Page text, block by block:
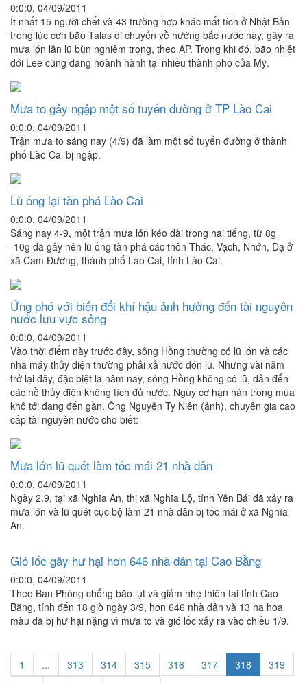
0:0:0, 04/09/2011
Ít nhất 15 người chết và 43 trường hợp khác mất tích ở Nhật Bản
trong lúc cơn bão Talas di chuyển về hướng bắc nước này, gây ra
mưa lớn lẫn lũ bùn nghiêm trọng, theo AP. Trong khi đó, bão nhiệt
đới Lee cũng đang hoành hành tại nhiều thành phố của Mỹ.
Mưa to gây ngập một số tuyến đường ở TP Lào Cai
0:0:0, 04/09/2011
Trận mưa to sáng nay (4/9) đã làm một số tuyến đường ở thành
phố Lào Cai bị ngập.
Lũ ống lại tàn phá Lào Cai
0:0:0, 04/09/2011
Sáng nay 4-9, một trận mưa lớn kéo dài trong hai tiếng, từ 8g
-10g đã gây nên lũ ống tàn phá các thôn Thác, Vạch, Nhớn, Dạ ở
xã Cam Đường, thành phố Lào Cai, tỉnh Lào Cai.
Ứng phó với biến đổi khí hậu ảnh hưởng đến tài nguyên
nước lưu vực sông
0:0:0, 04/09/2011
Vào thời điểm này trước đây, sông Hồng thường có lũ lớn và các
nhà máy thủy điện thường phải xả nước đón lũ. Nhưng vài năm
trở lại đây, đặc biệt là năm nay, sông Hồng không có lũ, dẫn đến
các hồ thủy điện không tích đủ nước. Nguy cơ hạn hán trong mùa
khô tới đang đến gần. Ông Nguyễn Ty Niên (ảnh), chuyên gia cao
cấp tài nguyên nước cho biết:
Mưa lớn lũ quét làm tốc mái 21 nhà dân
0:0:0, 04/09/2011
Ngày 2.9, tại xã Nghĩa An, thị xã Nghĩa Lộ, tỉnh Yên Bái đã xảy ra
mưa lớn và lũ quét cục bộ làm 21 nhà dân bị tốc mái ở xã Nghĩa
An.
Gió lốc gây hư hại hơn 646 nhà dân tại Cao Bằng
0:0:0, 04/09/2011
Theo Ban Phòng chống bão lụt và giảm nhẹ thiên tai tỉnh Cao
Bằng, tính đến 18 giờ ngày 3/9, hơn 646 nhà dân và 13 ha hoa
màu đã bị hư hại nặng vì mưa to và gió lốc xảy ra vào chiều 1/9.
1 ... 313 314 315 316 317 318
319